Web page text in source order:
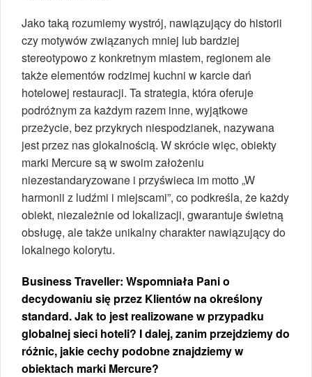
Jako taką rozumiemy wystrój, nawiązujący do historii
czy motywów związanych mniej lub bardziej
stereotypowo z konkretnym miastem, regionem ale
także elementów rodzimej kuchni w karcie dań
hotelowej restauracji. Ta strategia, która oferuje
podróżnym za każdym razem inne, wyjątkowe
przeżycie, bez przykrych niespodzianek, nazywana
jest przez nas glokalnością. W skrócie więc, obiekty
marki Mercure są w swoim założeniu
niezestandaryzowane i przyświeca im motto „W
harmonii z ludźmi i miejscami”, co podkreśla, że każdy
obiekt, niezależnie od lokalizacji, gwarantuje świetną
obsługę, ale także unikalny charakter nawiązujący do
lokalnego kolorytu.
Business Traveller: Wspomniała Pani o
decydowaniu się przez Klientów na określony
standard. Jak to jest realizowane w przypadku
globalnej sieci hoteli? I dalej, zanim przejdziemy do
różnic, jakie cechy podobne znajdziemy w
obiektach marki Mercure?